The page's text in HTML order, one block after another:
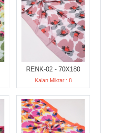
RENK-02 - 70X180
Kalan Miktar : 8